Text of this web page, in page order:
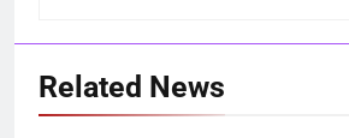
Related News